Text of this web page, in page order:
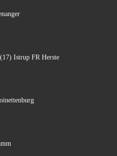
Istrup FR Herste